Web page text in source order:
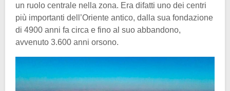
un ruolo centrale nella zona. Era difatti uno dei centri
più importanti dell’Oriente antico, dalla sua fondazione
di 4900 anni fa circa e fino al suo abbandono,
avvenuto 3.600 anni orsono.